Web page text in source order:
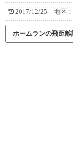
2017/12/25 地区：